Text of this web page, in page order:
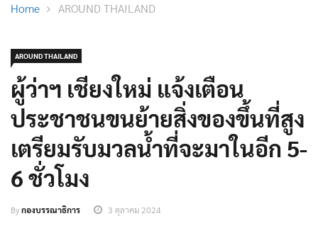
Home AROUND THAILAND
AROUND THAILAND
ผู้ว่าฯ เชียงใหม่ แจ้งเตือน
ประชาชนขนย้ายสิ่งของขึ้นที่สูง
เตรียมรับมวลน้ำที่จะมาในอีก 5-
6 ชั่วโมง
Byกองบรรณาธิการ 3 ตุลาคม 2024